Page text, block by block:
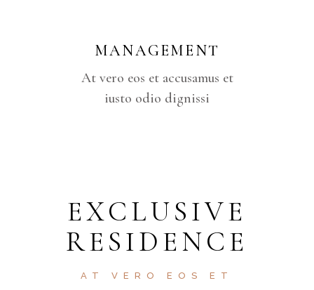
MANAGEMENT
At vero eos et accusamus et
iusto odio dignissi
EXCLUSIVE
RESIDENCE
AT VERO EOS ET